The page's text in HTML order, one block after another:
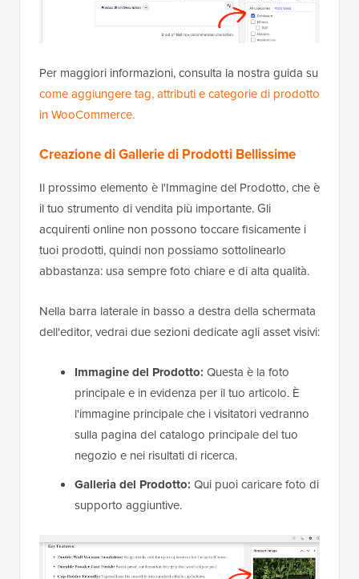
Per maggiori informazioni, consulta la nostra guida su
come aggiungere tag, attributi e categorie di prodotto
in WooCommerce.
Creazione di Gallerie di Prodotti Bellissime
Il prossimo elemento è l'Immagine del Prodotto, che è
il tuo strumento di vendita più importante. Gli
acquirenti online non possono toccare fisicamente i
tuoi prodotti, quindi non possiamo sottolinearlo
abbastanza: usa sempre foto chiare e di alta qualità.
Nella barra laterale in basso a destra della schermata
dell'editor, vedrai due sezioni dedicate agli asset visivi:
Immagine del Prodotto: Questa è la foto
principale e in evidenza per il tuo articolo. È
l'immagine principale che i visitatori vedranno
sulla pagina del catalogo principale del tuo
negozio e nei risultati di ricerca.
Galleria del Prodotto: Qui puoi caricare foto di
supporto aggiuntive.